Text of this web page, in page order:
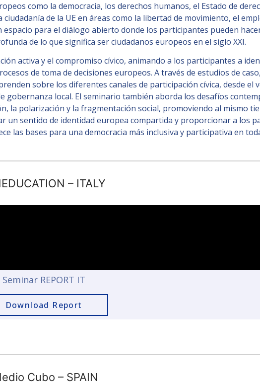
como la democracia, los derechos humanos, el Estado de
de la UE en áreas como la libertad de movimiento, el
para el diálogo abierto donde los participantes pueden
de lo que significa ser ciudadanos europeos en el siglo XXI.
activa y el compromiso cívico, animando a los participantes a
de toma de decisiones europeos. A través de estudios de
sobre los diferentes canales de participación cívica, desde el
gobernanza local. El seminario también aborda los desafíos
la polarización y la fragmentación social, promoviendo al mismo
un sentido de identidad europea compartida y proporcionar a los
las bases para una democracia más inclusiva y participativa en
– ITALY
Seminar REPORT IT
Download Report
Cubo – SPAIN